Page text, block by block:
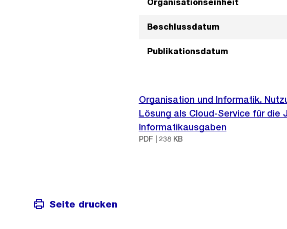
Organisationseinheit
Beschlussdatum
Publikationsdatum
Organisation und Informatik,
Lösung als Cloud-Service für die
Informatikausgaben
PDF | 238 KB
Seite drucken